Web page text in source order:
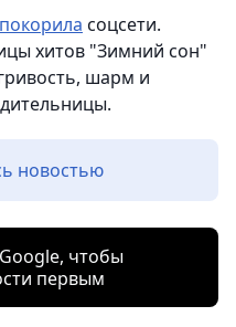
покорила соцсети.
хитов "Зимний сон"
шарм и
новостью
чтобы
первым